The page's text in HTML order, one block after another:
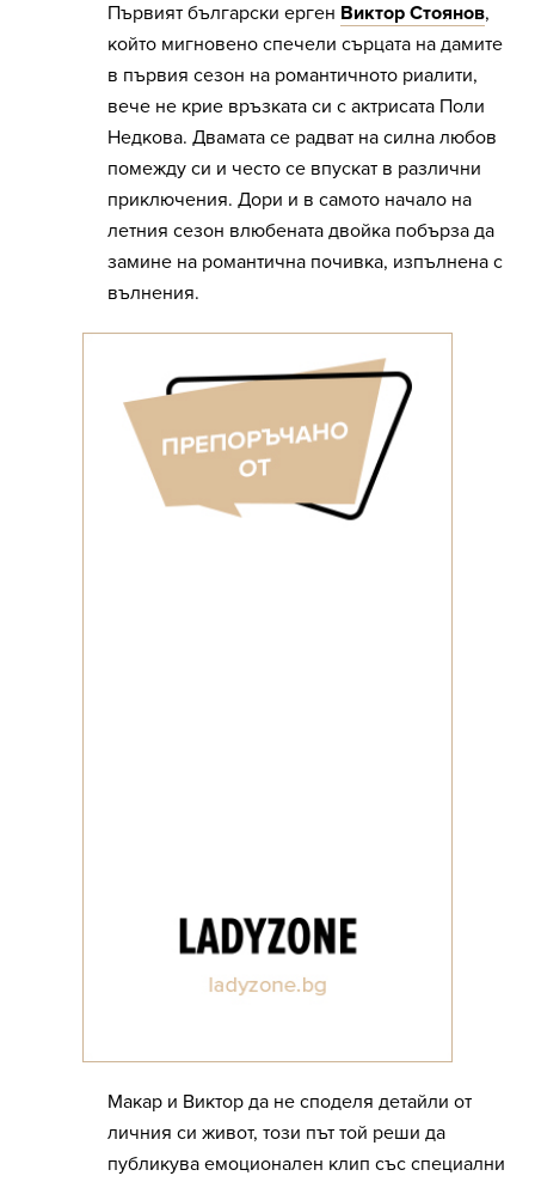
Първият български ерген Виктор Стоянов,
който мигновено спечели сърцата на дамите
в първия сезон на романтичното риалити,
вече не крие връзката си с актрисата Поли
Недкова. Двамата се радват на силна любов
помежду си и често се впускат в различни
приключения. Дори и в самото начало на
летния сезон влюбената двойка побърза да
замине на романтична почивка, изпълнена с
вълнения.
Макар и Виктор да не споделя детайли от
личния си живот, този път той реши да
публикува емоционален клип със специални